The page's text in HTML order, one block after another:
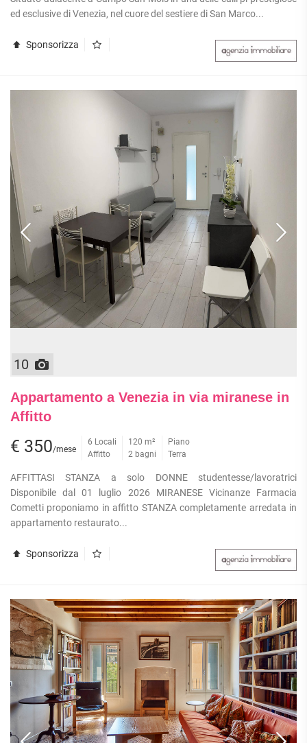
ATTICI
LOFT
RUSTICI E
CASALI
UFFICI
COMMERCIALI
APPARTAMENTI
PIANO
APPARTAMENTI
CON BOX
APPARTAMENTI
METROPOLITANA
VILLETTE
A
SCHIERA
ed esclusive di Venezia, nel cuore del sestiere di San Marco...
Sponsorizza
10
Appartamento a Venezia in via miranese in
Affitto
€ 350/mese
6 Locali
Affitto
120 m²
2 bagni
Piano
Terra
AFFITTASI STANZA a solo DONNE studentesse/lavoratrici
Disponibile dal 01 luglio 2026 MIRANESE Vicinanze Farmacia
Cometti proponiamo in affitto STANZA completamente arredata in
appartamento restaurato...
Sponsorizza